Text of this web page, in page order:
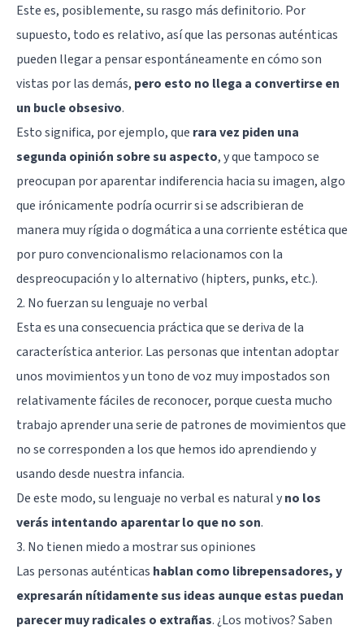
Este es, posiblemente, su rasgo más definitorio. Por
supuesto, todo es relativo, así que las personas auténticas
pueden llegar a pensar espontáneamente en cómo son
vistas por las demás, pero esto no llega a convertirse en
un bucle obsesivo.
Esto significa, por ejemplo, que rara vez piden una
segunda opinión sobre su aspecto, y que tampoco se
preocupan por aparentar indiferencia hacia su imagen, algo
que irónicamente podría ocurrir si se adscribieran de
manera muy rígida o dogmática a una corriente estética que
por puro convencionalismo relacionamos con la
despreocupación y lo alternativo (hipters, punks, etc.).
2. No fuerzan su lenguaje no verbal
Esta es una consecuencia práctica que se deriva de la
característica anterior. Las personas que intentan adoptar
unos movimientos y un tono de voz muy impostados son
relativamente fáciles de reconocer, porque cuesta mucho
trabajo aprender una serie de patrones de movimientos que
no se corresponden a los que hemos ido aprendiendo y
usando desde nuestra infancia.
De este modo, su lenguaje no verbales natural yno los
verás intentando aparentar lo que no son.
3. No tienen miedo a mostrar sus opiniones
Las personas auténticas hablan como librepensadores, y
expresarán nítidamente sus ideas aunque estas puedan
parecer muy radicales o extrañas. ¿Los motivos? Saben